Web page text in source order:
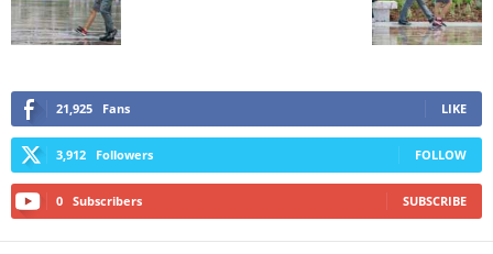
21,925 Fans LIKE
3,912 Followers FOLLOW
0 Subscribers SUBSCRIBE